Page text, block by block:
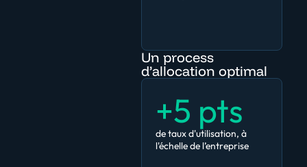
Un process
d’allocation optimal
+5 pts
de taux d'utilisation, à
l'échelle de l’entreprise